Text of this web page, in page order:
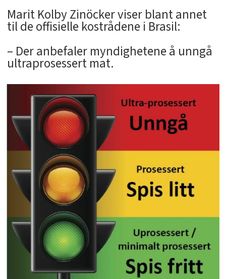
Marit Kolby Zinöcker viser blant annet
til de offisielle kostrådene i Brasil:
– Der anbefaler myndighetene å unngå
ultraprosessert mat.